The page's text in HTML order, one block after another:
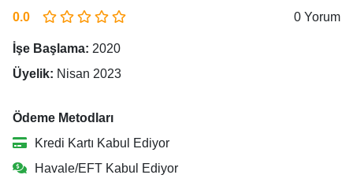
0.0 0 Yorum
İşe Başlama: 2020
Üyelik: Nisan 2023
Ödeme Metodları
Kredi Kartı Kabul Ediyor
Havale/EFT Kabul Ediyor